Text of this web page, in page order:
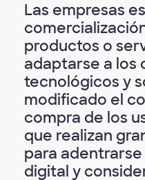
Las empresas
productos o
adaptarse a los
tecnológicos y
modificado el
compra de los
que realizan
para
digital y